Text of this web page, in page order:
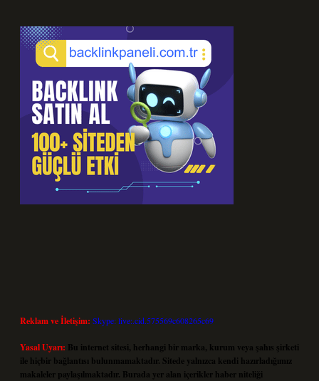
Reklam ve İletişim: Skype: live:.cid.575569c608265c69
Yasal Uyarı: Bu internet sitesi, herhangi bir marka, kurum veya şahıs şirketi
ile hiçbir bağlantısı bulunmamaktadır. Sitede yalnızca kendi hazırladığımız
makaleler paylaşılmaktadır. Burada yer alan içerikler haber niteliği